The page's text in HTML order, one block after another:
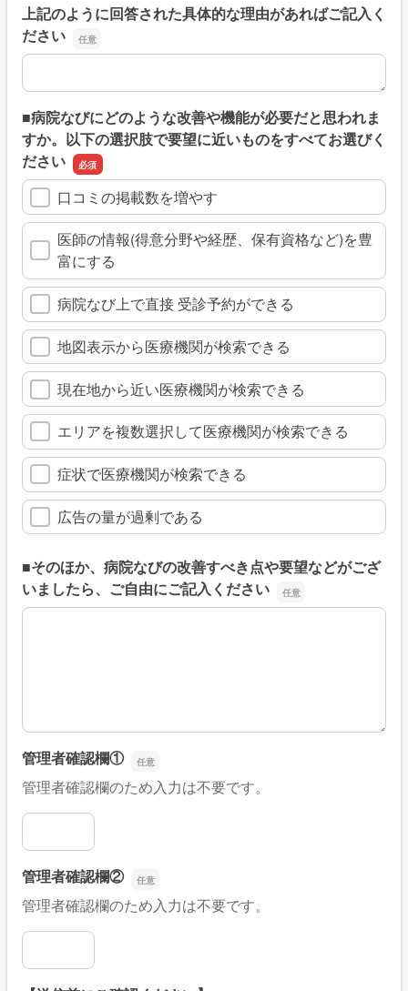
上記のように回答された具体的な理由があればご記入く
ださい
上記のように回答された具体的な理由があればご記入くだ
■病院なびにどのような改善や機能が必要だと思われま
すか。以下の選択肢で要望に近いものをすべてお選びく
ださい
口コミの掲載数を増やす
医師の情報(得意分野や経歴、保有資格など)を豊
富にする
病院なび上で直接 受診予約ができる
地図表示から医療機関が検索できる
現在地から近い医療機関が検索できる
エリアを複数選択して医療機関が検索できる
症状で医療機関が検索できる
広告の量が過剰である
■そのほか、病院なびの改善すべき点や要望などがござ
いましたら、ご自由にご記入ください
■そのほか、病院なびの改善すべき点や要望などがござい
管理者確認欄①
管理者確認欄のため入力は不要です。
管理者確認欄①
管理者確認欄②
管理者確認欄のため入力は不要です。
管理者確認欄②